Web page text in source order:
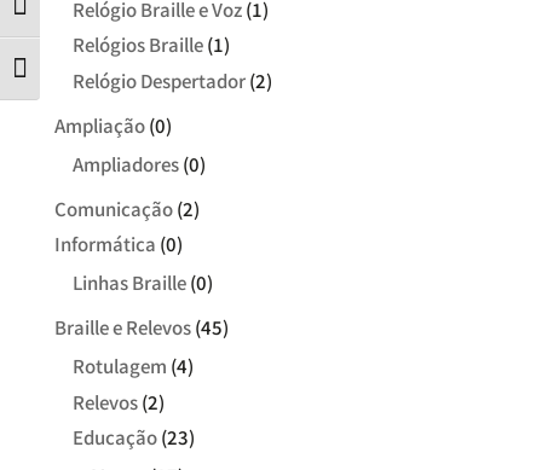
Contraste
Tamanho da letra
Relógio Braille e Voz (1)
Relógios Braille (1)
Relógio Despertador (2)
Ampliação (0)
Ampliadores (0)
Comunicação (2)
Informática (0)
Linhas Braille (0)
Braille e Relevos (45)
Rotulagem (4)
Relevos (2)
Educação (23)